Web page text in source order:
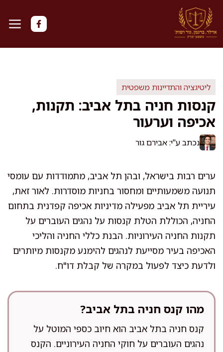
לדלג
לתוכן
ליטיגציה והתדיינות משפטית
קנסות חניה בתל אביב: תקנות,
אכיפה וערעור
נכתב ע"י: אבירם גור
ערים רבות בישראל, ובהן תל אביב, מתמודדות עם עומסי
תנועה משמעותיים ומחסור בחניות מוסדרות. לאור זאת,
עיריית תל אביב מפעילה מדיניות אכיפה קפדנית בתחום
החניה, הכוללת הטלת קנסות על נהגים העוברים על
תקנות החניה העירוניות. הבנת כללי החניה והליכי
האכיפה בעיר מסייעת לנהגים להימנע מקנסות מיותרים
ולדעת כיצד לפעול במקרה של קבלת דו"ח.
מהו קנס חניה בתל אביב?
קנס חניה בתל אביב הוא חיוב כספי המוטל על
נהגים העוברים על חוקי החניה העירוניים. הקנס